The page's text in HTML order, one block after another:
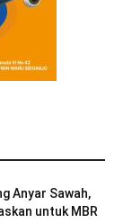
Anyar Sawah,
untuk MBR